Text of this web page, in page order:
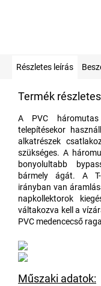
Részletes leírás
Termék
A PVC
telepítésekor
alkatrészek
szükséges. A
bonyolultabb
bármely ágát. A
irányban van
napkollektorok
váltakozva kell a
PVC medencecső
Műszaki adatok: